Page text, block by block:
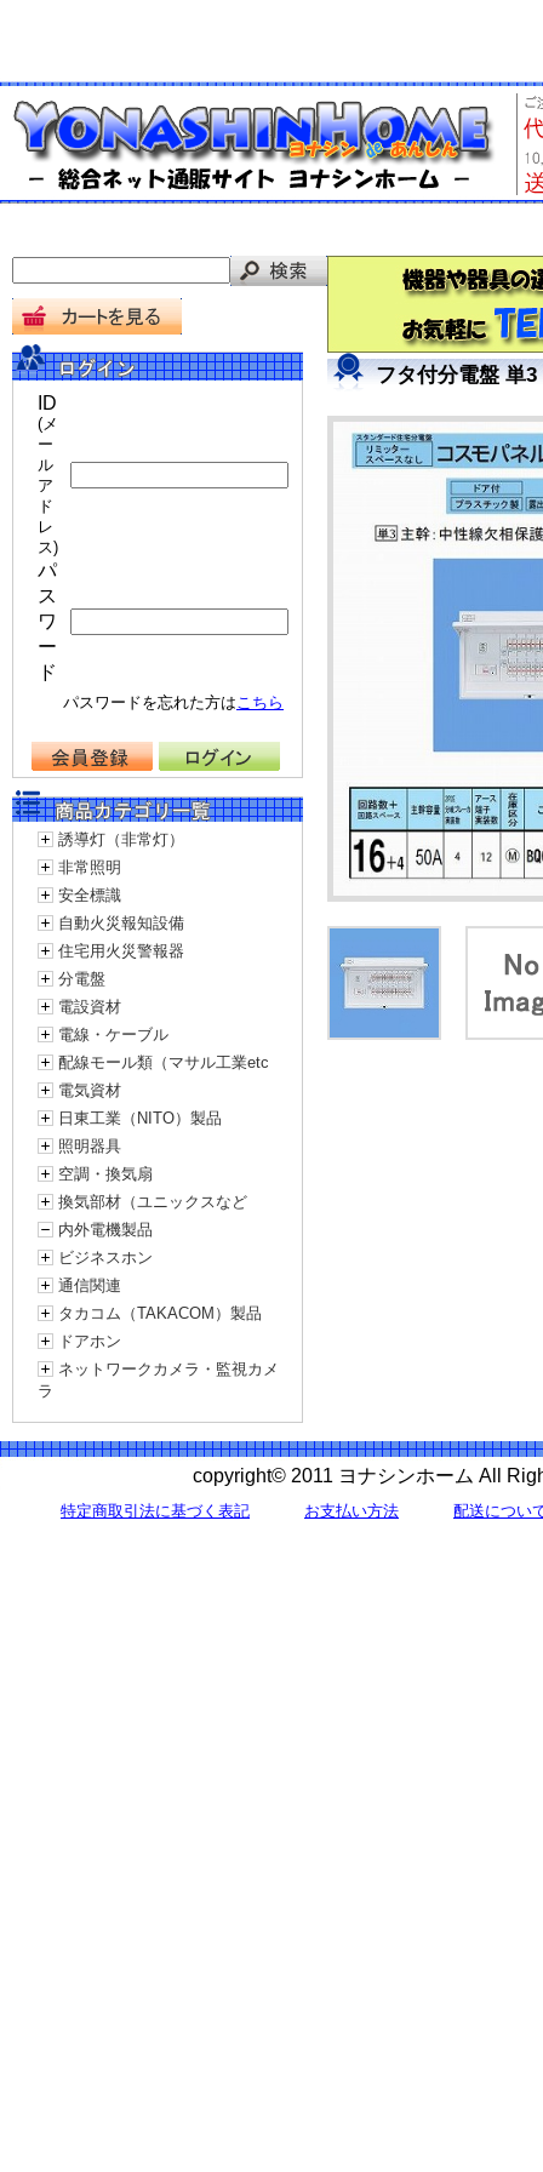
ID
(メ
ー
ル
ア
ド
レ
ス)
パ
ス
ワ
ー
ド
パスワードを忘れた方はこちら
誘導灯（非常灯）
非常照明
安全標識
自動火災報知設備
住宅用火災警報器
分電盤
電設資材
電線・ケーブル
配線モール類（マサル工業etc
電気資材
日東工業（NITO）製品
照明器具
空調・換気扇
換気部材（ユニックスなど
内外電機製品
ビジネスホン
通信関連
タカコム（TAKACOM）製品
ドアホン
ネットワークカメラ・監視カメ
ラ
フタ付分電盤 単
copyright© 2011 ヨナシンホーム All
特定商取引法に基づく表記 お支払い方法 配送につい